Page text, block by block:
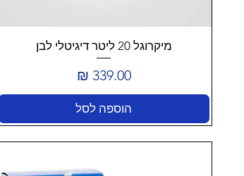
מיקרוגל 20 ליטר דיגיטלי לבן
מחיר‏339.00 ‏₪
הוספה לסל